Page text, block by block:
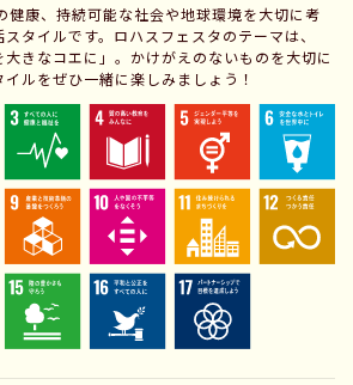
健康、持続可能な社会や地球環境を大切に考
タイルです。ロハスフェスタのテーマは、
大きなコエに」。かけがえのないものを大切に
ルをぜひ一緒に楽しみましょう！